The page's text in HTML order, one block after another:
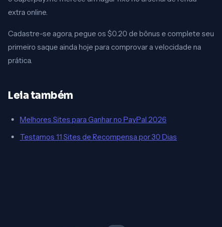
extra online.
Cadastre-se agora, pegue os $0.20 de bônus e complete seu
primeiro saque ainda hoje para comprovar a velocidade na
prática.
Leia também
Melhores Sites para Ganhar no PayPal 2026
Testamos 11 Sites de Recompensa por 30 Dias